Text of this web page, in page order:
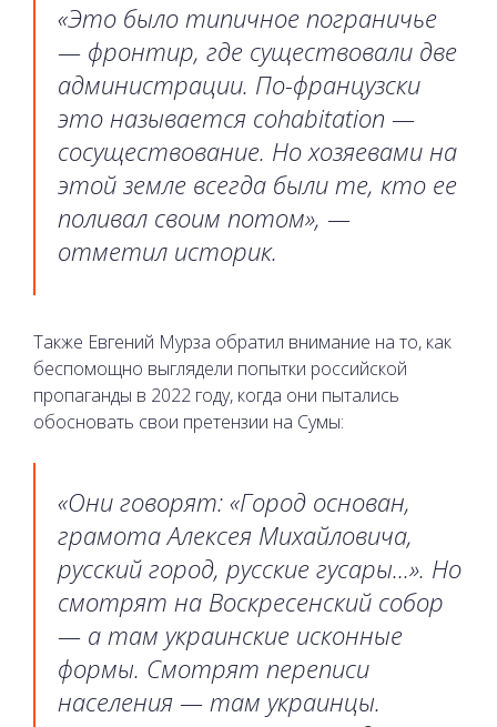
«Это было типичное пограничье
— фронтир, где существовали две
администрации. По-французски
это называется cohabitation —
сосуществование. Но хозяевами на
этой земле всегда были те, кто ее
поливал своим потом», —
отметил историк.
Также Евгений Мурза обратил внимание на то, как
беспомощно выглядели попытки российской
пропаганды в 2022 году, когда они пытались
обосновать свои претензии на Сумы:
«Они говорят: «Город основан,
грамота Алексея Михайловича,
русский город, русские гусары...». Но
смотрят на Воскресенский собор
— а там украинские исконные
формы. Смотрят переписи
населения — там украинцы.